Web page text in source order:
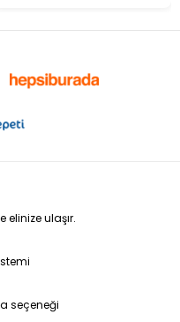
elinize ulaşır.
seçeneği